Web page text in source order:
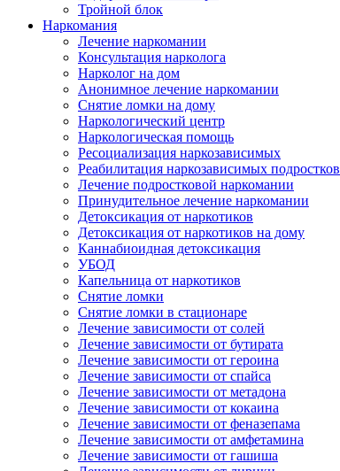
Тройной блок
Наркомания
Лечение наркомании
Консультация нарколога
Нарколог на дом
Анонимное лечение наркомании
Снятие ломки на дому
Наркологический центр
Наркологическая помощь
Ресоциализация наркозависимых
Реабилитация наркозависимых подростков
Лечение подростковой наркомании
Принудительное лечение наркомании
Детоксикация от наркотиков
Детоксикация от наркотиков на дому
Каннабиоидная детоксикация
УБОД
Капельница от наркотиков
Снятие ломки
Снятие ломки в стационаре
Лечение зависимости от солей
Лечение зависимости от бутирата
Лечение зависимости от героина
Лечение зависимости от спайса
Лечение зависимости от метадона
Лечение зависимости от кокаина
Лечение зависимости от феназепама
Лечение зависимости от амфетамина
Лечение зависимости от гашиша